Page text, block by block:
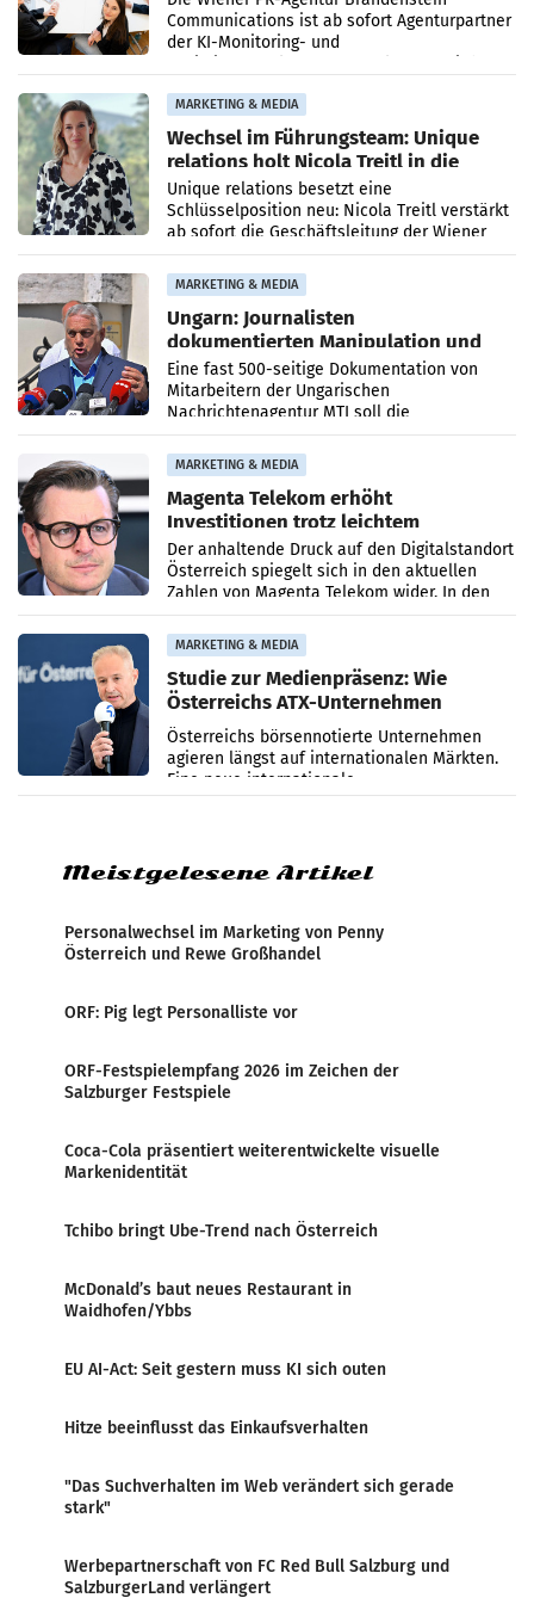
Communications ist ab sofort Agenturpartner
der KI-Monitoring- und
MARKETING & MEDIA
Wechsel im Führungsteam: Unique
relations holt Nicola Treitl in die
Geschäftsleitung
Unique relations besetzt eine
Schlüsselposition neu: Nicola Treitl verstärkt
ab sofort die Geschäftsleitung der Wiener
PR-Agentur an der Seite von Josef Kalina und
Anna Kalina-Mahr.
MARKETING & MEDIA
Ungarn: Journalisten
dokumentierten Manipulation und
Zensur
Eine fast 500-seitige Dokumentation von
Mitarbeitern der Ungarischen
Nachrichtenagentur MTI soll die
systematische Nachrichten-Manipulation und
Zensur bei der Agentur während der Zeit
MARKETING & MEDIA
Magenta Telekom erhöht
Investitionen trotz leichtem
Umsatzrückgang
Der anhaltende Druck auf den Digitalstandort
Österreich spiegelt sich in den aktuellen
Zahlen von Magenta Telekom wider. In den
ersten sechs Monaten des laufenden Jahres
verzeichnete
MARKETING & MEDIA
Studie zur Medienpräsenz: Wie
Österreichs ATX-Unternehmen
international wahrgenommen
werden
Österreichs börsennotierte Unternehmen
agieren längst auf internationalen Märkten.
Eine neue internationale
Medienresonanzanalyse untersucht die
Meistgelesene Artikel
Personalwechsel im Marketing von Penny
Österreich und Rewe Großhandel
ORF: Pig legt Personalliste vor
ORF-Festspielempfang 2026 im Zeichen der
Salzburger Festspiele
Coca-Cola präsentiert weiterentwickelte visuelle
Markenidentität
Tchibo bringt Ube-Trend nach Österreich
McDonald’s baut neues Restaurant in
Waidhofen/Ybbs
EU AI-Act: Seit gestern muss KI sich outen
Hitze beeinflusst das Einkaufsverhalten
"Das Suchverhalten im Web verändert sich gerade
stark"
Werbepartnerschaft von FC Red Bull Salzburg und
SalzburgerLand verlängert